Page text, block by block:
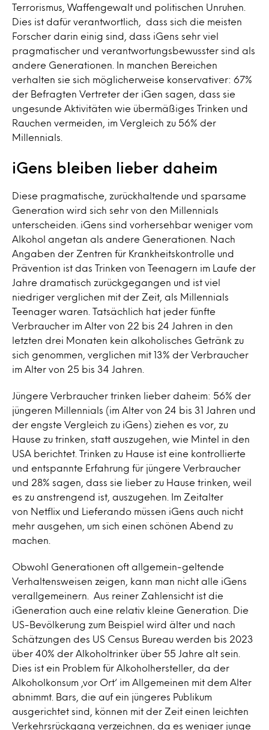
Terrorismus, Waffengewalt und politischen Unruhen.
Dies ist dafür verantwortlich, dass sich die meisten
Forscher darin einig sind, dass iGens sehr viel
pragmatischer und verantwortungsbewusster sind als
andere Generationen. In manchen Bereichen
verhalten sie sich möglicherweise konservativer: 67%
der Befragten Vertreter der iGen sagen, dass sie
ungesunde Aktivitäten wie übermäßiges Trinken und
Rauchen vermeiden, im Vergleich zu 56% der
Millennials.
iGens bleiben lieber daheim
Diese pragmatische, zurückhaltende und sparsame
Generation wird sich sehr von den Millennials
unterscheiden. iGens sind vorhersehbar weniger vom
Alkohol angetan als andere Generationen. Nach
Angaben der Zentren für Krankheitskontrolle und
Prävention ist das Trinken von Teenagern im Laufe der
Jahre dramatisch zurückgegangen und ist viel
niedriger verglichen mit der Zeit, als Millennials
Teenager waren. Tatsächlich hat jeder fünfte
Verbraucher im Alter von 22 bis 24 Jahren in den
letzten drei Monaten kein alkoholisches Getränk zu
sich genommen, verglichen mit 13% der Verbraucher
im Alter von 25 bis 34 Jahren.
Jüngere Verbraucher trinken lieber daheim: 56% der
jüngeren Millennials (im Alter von 24 bis 31 Jahren und
der engste Vergleich zu iGens) ziehen es vor, zu
Hause zu trinken, statt auszugehen, wie Mintel in den
USA berichtet. Trinken zu Hause ist eine kontrollierte
und entspannte Erfahrung für jüngere Verbraucher
und 28% sagen, dass sie lieber zu Hause trinken, weil
es zu anstrengend ist, auszugehen. Im Zeitalter
von Netflix und Lieferando müssen iGens auch nicht
mehr ausgehen, um sich einen schönen Abend zu
machen.
Obwohl Generationen oft allgemein-geltende
Verhaltensweisen zeigen, kann man nicht alle iGens
verallgemeinern. Aus reiner Zahlensicht ist die
iGeneration auch eine relativ kleine Generation. Die
US-Bevölkerung zum Beispiel wird älter und nach
Schätzungen des US Census Bureau werden bis 2023
über 40% der Alkoholtrinker über 55 Jahre alt sein.
Dies ist ein Problem für Alkoholhersteller, da der
Alkoholkonsum ‚vor Ort‘ im Allgemeinen mit dem Alter
abnimmt. Bars, die auf ein jüngeres Publikum
ausgerichtet sind, können mit der Zeit einen leichten
Verkehrsrückgang verzeichnen, da es weniger junge